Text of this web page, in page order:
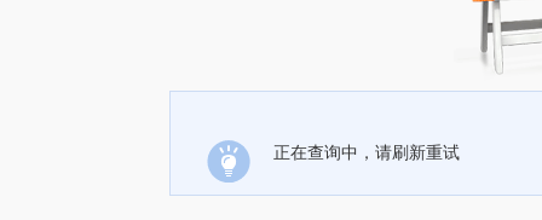
正在查询中，请刷新重试